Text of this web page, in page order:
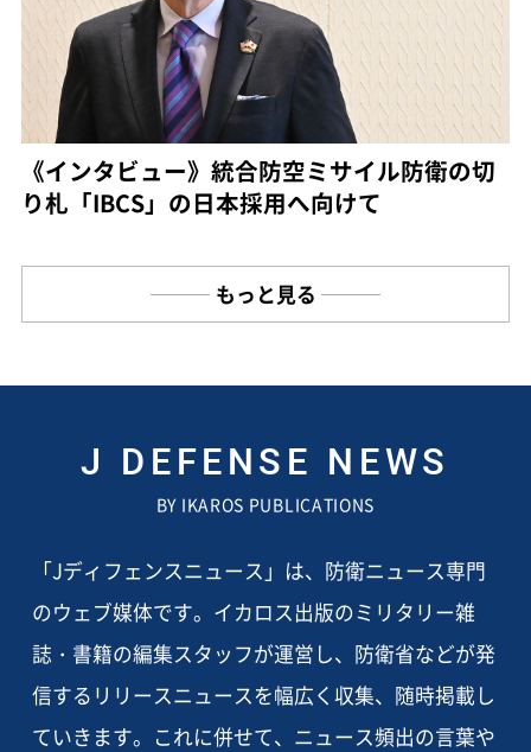
《インタビュー》統合防空ミサイル防衛の切
り札「IBCS」の日本採用へ向けて
もっと見る
J DEFENSE NEWS
BY IKAROS PUBLICATIONS
「Jディフェンスニュース」は、防衛ニュース専門
のウェブ媒体です。イカロス出版のミリタリー雑
誌・書籍の編集スタッフが運営し、防衛省などが発
信するリリースニュースを幅広く収集、随時掲載し
ていきます。これに併せて、ニュース頻出の言葉や